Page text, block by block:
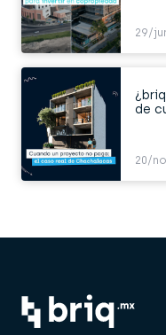
29/
de
20/